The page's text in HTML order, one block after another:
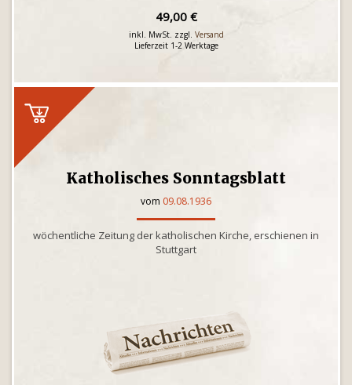
49,00 €
inkl. MwSt. zzgl. Versand
Lieferzeit 1-2 Werktage
Katholisches Sonntagsblatt
vom 09.08.1936
wöchentliche Zeitung der katholischen Kirche, erschienen in
Stuttgart